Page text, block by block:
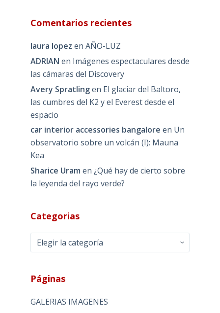
Comentarios recientes
laura lopez en AÑO-LUZ
ADRIAN en Imágenes espectaculares desde
las cámaras del Discovery
Avery Spratlingen El glaciar del Baltoro,
las cumbres del K2 y el Everest desde el
espacio
car interior accessories bangalore en Un
observatorio sobre un volcán (I): Mauna
Kea
Sharice Uram en ¿Qué hay de cierto sobre
la leyenda del rayo verde?
Categorias
Categorias
Páginas
GALERIAS IMAGENES